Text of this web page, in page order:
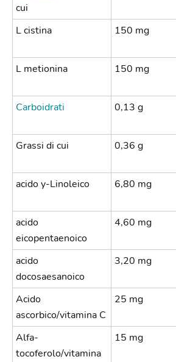
cui
L cistina 150 mg
L metionina 150 mg
Carboidrati 0,13 g
Grassi di cui 0,36 g
acido y-Linoleico 6,80 mg
acido
eicopentaenoico
4,60 mg
acido
docosaesanoico
3,20 mg
Acido
ascorbico/vitamina C
25 mg
Alfa-
tocoferolo/vitamina
15 mg